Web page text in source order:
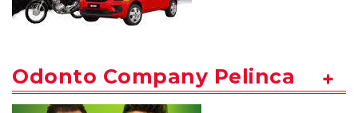
Odonto Company Pelinca